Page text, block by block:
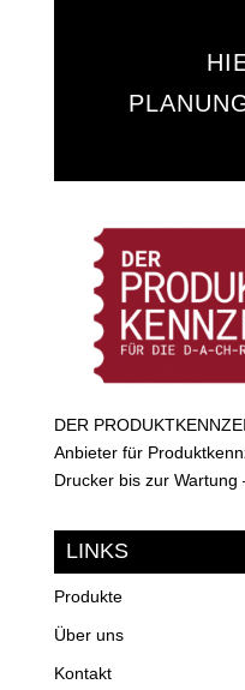
DER
Anbieter für
Drucker bis zur
LINKS
Produkte
Über uns
Kontakt